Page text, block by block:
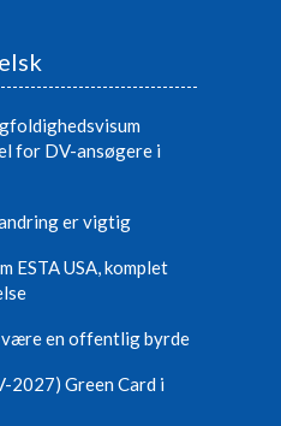
for DV-ansøgere i
er vigtig
ESTA USA, komplet
være en offentlig byrde
2027) Green Card i